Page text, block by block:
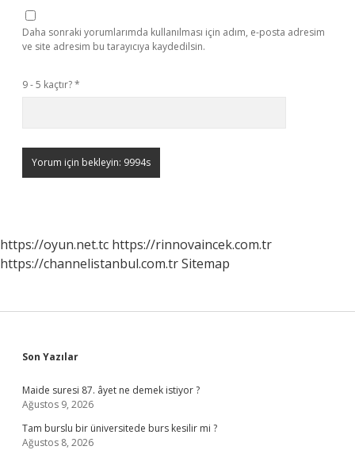
Daha sonraki yorumlarımda kullanılması için adım, e-posta adresim
ve site adresim bu tarayıcıya kaydedilsin.
9 - 5 kaçtır?*
https://oyun.net.tc https://rinnovaincek.com.tr
https://channelistanbul.com.trSitemap
Sidebar
Son Yazılar
Maide suresi 87. âyet ne demek istiyor ?
Ağustos 9, 2026
Tam burslu bir üniversitede burs kesilir mi ?
Ağustos 8, 2026